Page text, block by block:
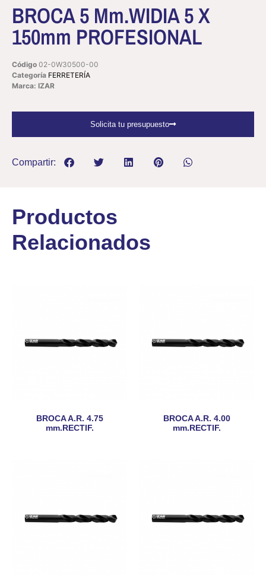
BROCA 5 Mm.WIDIA 5 X
150mm PROFESIONAL
Código 02-0W30500-00
Categoría FERRETERÍA
Marca: IZAR
Solicita tu presupuesto
Compartir:
Productos
Relacionados
BROCA A.R. 4.75
mm.RECTIF.
BROCA A.R. 4.00
mm.RECTIF.